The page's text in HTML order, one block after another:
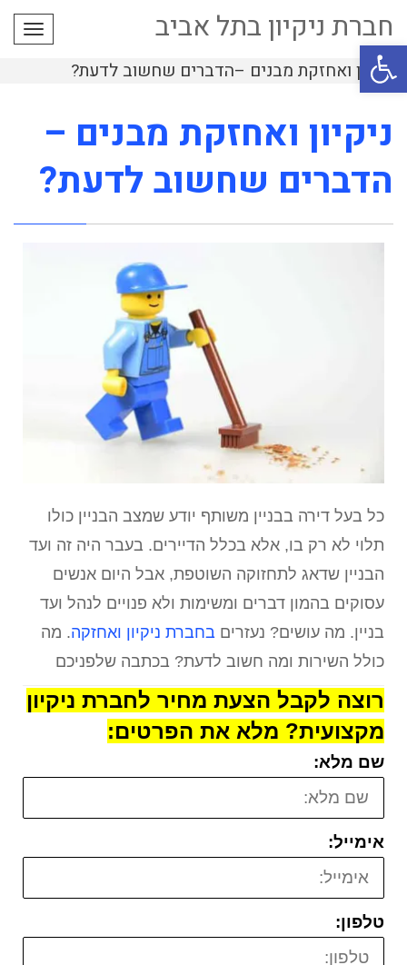
פתח סרגל נגישות
חברת ניקיון בתל אביב
ניקיון ואחזקת מבנים –הדברים שחשוב לדעת?
ניקיון ואחזקת מבנים –
הדברים שחשוב לדעת?
כל בעל דירה בבניין משותף יודע שמצב הבניין כולו
תלוי לא רק בו, אלא בכלל הדיירים. בעבר היה זה ועד
הבניין שדאג לתחזוקה השוטפת, אבל היום אנשים
עסוקים בהמון דברים ומשימות ולא פנויים לנהל ועד
בניין. מה עושים? נעזרים בחברת ניקיון ואחזקה. מה
כולל השירות ומה חשוב לדעת? בכתבה שלפניכם
רוצה לקבל הצעת מחיר לחברת ניקיון
מקצועית? מלא את הפרטים:
שם מלא:
אימייל:
טלפון: